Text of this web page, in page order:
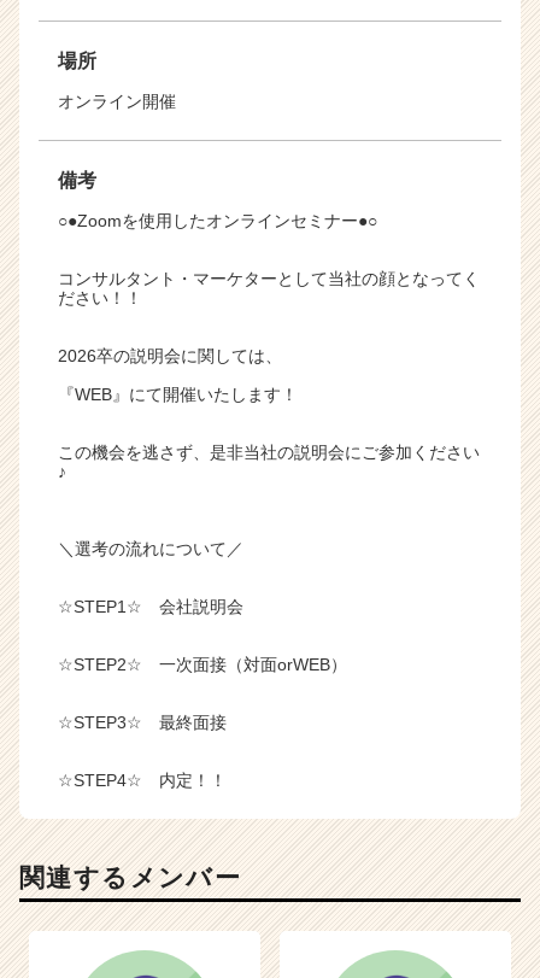
場所
オンライン開催
備考
○●Zoomを使用したオンラインセミナー●○
コンサルタント・マーケターとして当社の顔となってく
ださい！！
2026卒の説明会に関しては、
『WEB』にて開催いたします！
この機会を逃さず、是非当社の説明会にご参加ください
♪
＼選考の流れについて／
☆STEP1☆ 会社説明会
☆STEP2☆ 一次面接（対面orWEB）
☆STEP3☆ 最終面接
☆STEP4☆ 内定！！
関連するメンバー